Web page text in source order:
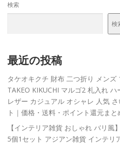
検索
検
最近の投稿
タケオキクチ 財布 二つ折り メン
TAKEO KIKUCHI マルゴ2 札入れ
レザー カジュアル オシャレ 人気
ト｜価格・送料・ポイント還元まと
【インテリア雑貨 おしゃれ バリ風
5個1セット アジアン雑貨 インテリ